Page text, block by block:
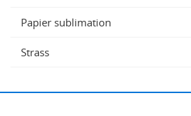
Papier sublimation
Strass